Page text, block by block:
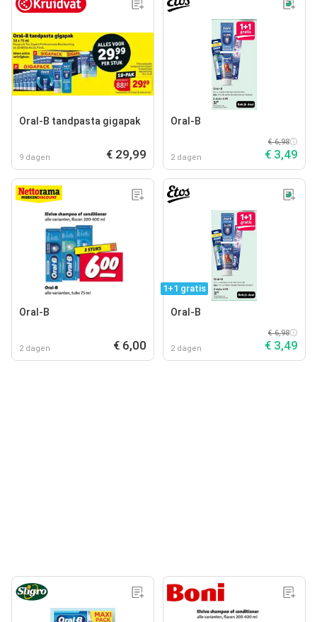
Oral-B tandpasta gigapak
9 dagen € 29,99
Oral-B
2 dagen
€ 6,98
€ 3,49
Oral-B
2 dagen € 6,00
1+1 gratis
Oral-B
2 dagen
€ 6,98
€ 3,49